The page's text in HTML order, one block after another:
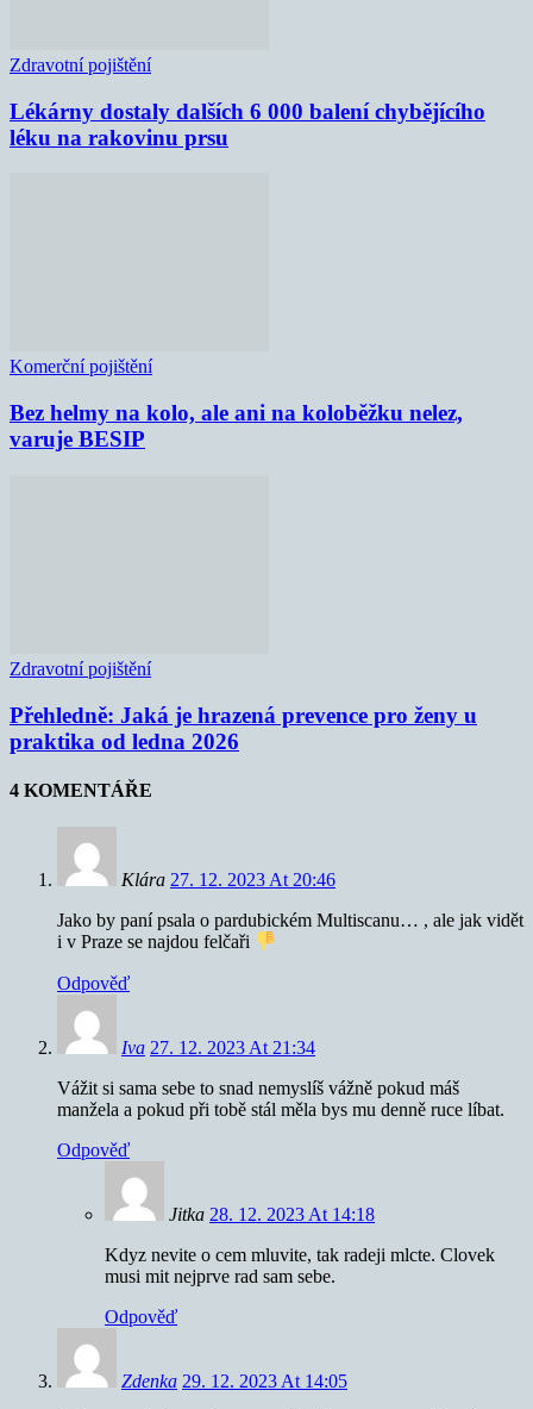
Zdravotní pojištění
Lékárny dostaly dalších 6 000 balení chybějícího
léku na rakovinu prsu
Komerční pojištění
Bez helmy na kolo, ale ani na koloběžku nelez,
varuje BESIP
Zdravotní pojištění
Přehledně: Jaká je hrazená prevence pro ženy u
praktika od ledna 2026
4 KOMENTÁŘE
Klára 27. 12. 2023 At 20:46
Jako by paní psala o pardubickém Multiscanu… , ale jak vidět
i v Praze se najdou felčaři
Odpověď
Iva 27. 12. 2023 At 21:34
Vážit si sama sebe to snad nemyslíš vážně pokud máš
manžela a pokud při tobě stál měla bys mu denně ruce líbat.
Odpověď
Jitka 28. 12. 2023 At 14:18
Kdyz nevite o cem mluvite, tak radeji mlcte. Clovek
musi mit nejprve rad sam sebe.
Odpověď
Zdenka 29. 12. 2023 At 14:05